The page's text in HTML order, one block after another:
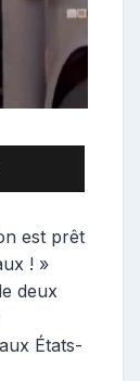
est prêt
! »
deux
États-